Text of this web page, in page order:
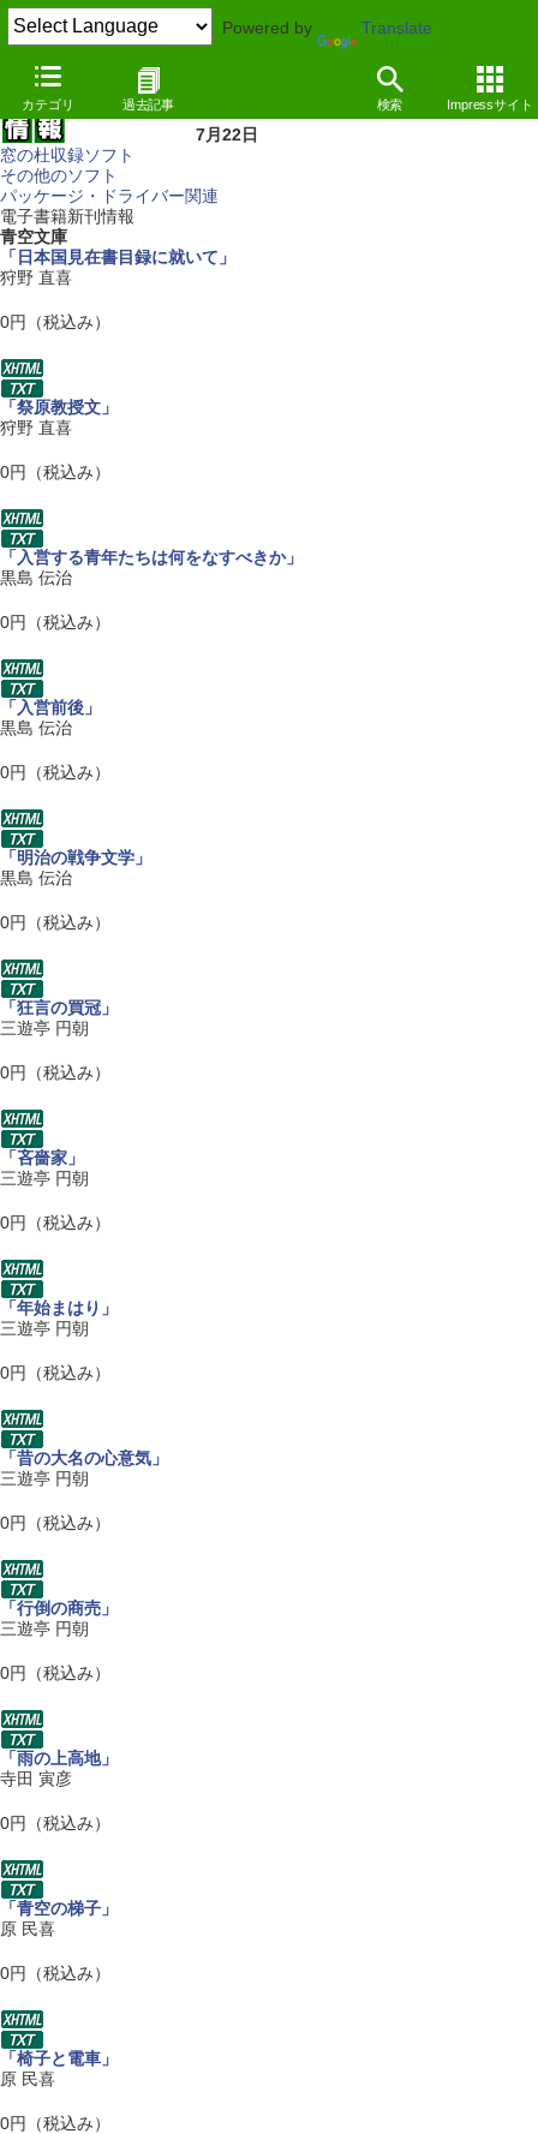
Powered by Translate
カテゴリ 過去記事 検索 Impressサイト
7月22日
窓の杜収録ソフト
その他のソフト
パッケージ・ドライバー関連
電子書籍新刊情報
青空文庫
「日本国見在書目録に就いて」
狩野 直喜
0円（税込み）
「祭原教授文」
狩野 直喜
0円（税込み）
「入営する青年たちは何をなすべきか」
黒島 伝治
0円（税込み）
「入営前後」
黒島 伝治
0円（税込み）
「明治の戦争文学」
黒島 伝治
0円（税込み）
「狂言の買冠」
三遊亭 円朝
0円（税込み）
「吝嗇家」
三遊亭 円朝
0円（税込み）
「年始まはり」
三遊亭 円朝
0円（税込み）
「昔の大名の心意気」
三遊亭 円朝
0円（税込み）
「行倒の商売」
三遊亭 円朝
0円（税込み）
「雨の上高地」
寺田 寅彦
0円（税込み）
「青空の梯子」
原 民喜
0円（税込み）
「椅子と電車」
原 民喜
0円（税込み）